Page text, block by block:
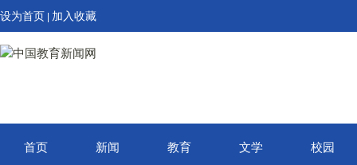
设为首页 加入收藏
首页 新闻 教育 文学 校园